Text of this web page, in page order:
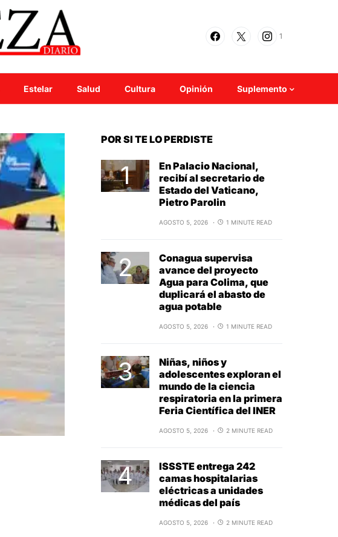
1
Estelar Salud Cultura Opinión Suplemento
POR SI TE LO PERDISTE
En Palacio Nacional,
recibí al secretario de
Estado del Vaticano,
Pietro Parolin
AGOSTO 5, 2026 1 MINUTE READ
Conagua supervisa
avance del proyecto
Agua para Colima, que
duplicará el abasto de
agua potable
AGOSTO 5, 2026 1 MINUTE READ
Niñas, niños y
adolescentes exploran el
mundo de la ciencia
respiratoria en la primera
Feria Científica del INER
AGOSTO 5, 2026 2 MINUTE READ
ISSSTE entrega 242
camas hospitalarias
eléctricas a unidades
médicas del país
AGOSTO 5, 2026 2 MINUTE READ